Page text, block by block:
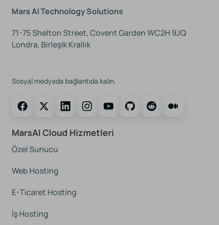
Mars AI Technology Solutions
71-75 Shelton Street, Covent Garden WC2H 9JQ
Londra, Birleşik Krallık
Sosyal medyada bağlantıda kalın.
MarsAI Cloud Hizmetleri
Özel Sunucu
Web Hosting
E-Ticaret Hosting
İş Hosting